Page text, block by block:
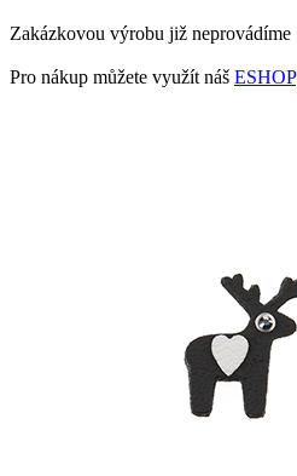
Zakázkovou výrobu již neprovádíme
Pro nákup můžete využít náš ESHOP